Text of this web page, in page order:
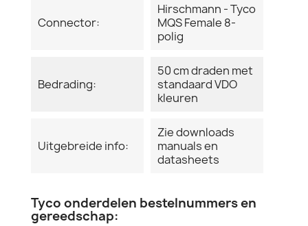
Connector:
Hirschmann - Tyco
MQS Female 8-
polig
Bedrading:
50 cm draden met
standaard VDO
kleuren
Uitgebreide info:
Zie downloads
manuals en
datasheets
Tyco onderdelen bestelnummers en
gereedschap: